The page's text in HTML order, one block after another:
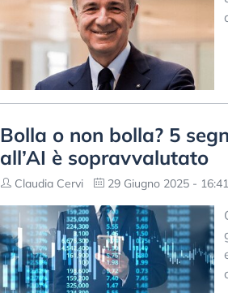
Bolla o non bolla? 5
all’AI è sopravvalutato
Claudia Cervi 29 Giugno 2025 - 16:41